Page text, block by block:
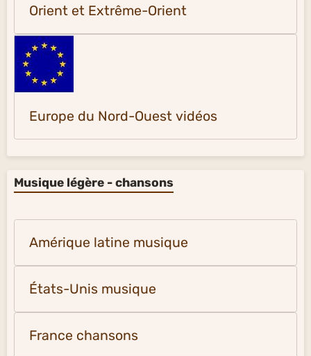
Orient et Extrême-Orient
Europe du Nord-Ouest vidéos
Musique légère - chansons
Amérique latine musique
États-Unis musique
France chansons